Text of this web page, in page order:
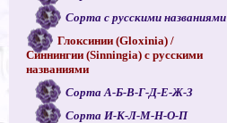
Сорта с русскими названиями
Глоксинии (Gloxinia) /
Синнингии (Sinningia) с русскими
названиями
Сорта А-Б-В-Г-Д-Е-Ж-З
Сорта И-К-Л-М-Н-О-П